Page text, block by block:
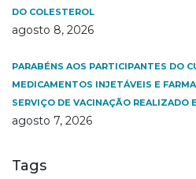
DO COLESTEROL
agosto 8, 2026
PARABÉNS AOS PARTICIPANTES DO
MEDICAMENTOS INJETÁVEIS E
SERVIÇO DE VACINAÇÃO REALIZADO
agosto 7, 2026
Tags